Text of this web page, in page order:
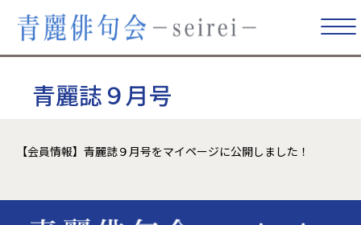
青麗誌９月号
【会員情報】青麗誌９月号をマイページに公開しました！